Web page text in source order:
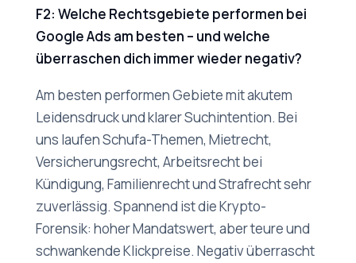
F2: Welche Rechtsgebiete performen bei
Google Ads am besten – und welche
überraschen dich immer wieder negativ?
Am besten performen Gebiete mit akutem
Leidensdruck und klarer Suchintention. Bei
uns laufen Schufa-Themen, Mietrecht,
Versicherungsrecht, Arbeitsrecht bei
Kündigung, Familienrecht und Strafrecht sehr
zuverlässig. Spannend ist die Krypto-
Forensik: hoher Mandatswert, aber teure und
schwankende Klickpreise. Negativ überrascht